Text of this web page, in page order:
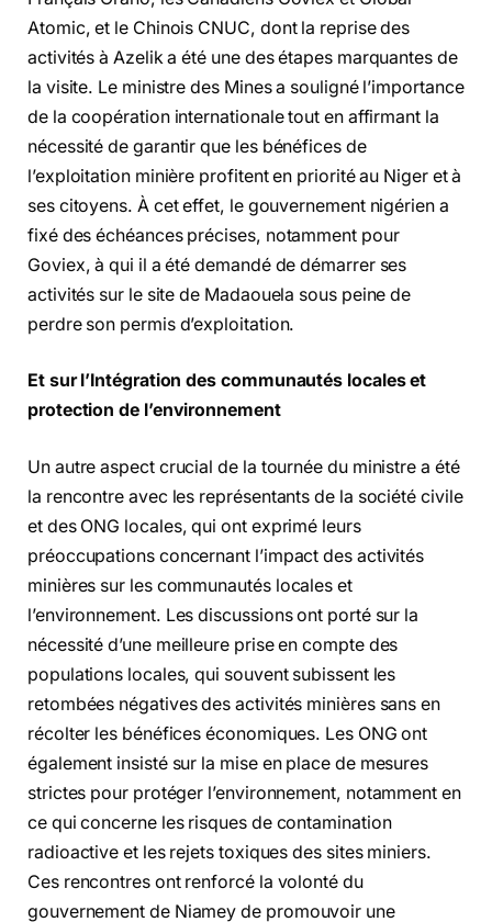
Atomic, et le Chinois CNUC, dont la reprise des
activités à Azelik a été une des étapes marquantes de
la visite. Le ministre des Mines a souligné l’importance
de la coopération internationale tout en affirmant la
nécessité de garantir que les bénéfices de
l’exploitation minière profitent en priorité au Niger et à
ses citoyens. À cet effet, le gouvernement nigérien a
fixé des échéances précises, notamment pour
Goviex, à qui il a été demandé de démarrer ses
activités sur le site de Madaouela sous peine de
perdre son permis d’exploitation.
Et sur l’Intégration des communautés locales et
protection de l’environnement
Un autre aspect crucial de la tournée du ministre a été
la rencontre avec les représentants de la société civile
et des ONG locales, qui ont exprimé leurs
préoccupations concernant l’impact des activités
minières sur les communautés locales et
l’environnement. Les discussions ont porté sur la
nécessité d’une meilleure prise en compte des
populations locales, qui souvent subissent les
retombées négatives des activités minières sans en
récolter les bénéfices économiques. Les ONG ont
également insisté sur la mise en place de mesures
strictes pour protéger l’environnement, notamment en
ce qui concerne les risques de contamination
radioactive et les rejets toxiques des sites miniers.
Ces rencontres ont renforcé la volonté du
gouvernement de Niamey de promouvoir une